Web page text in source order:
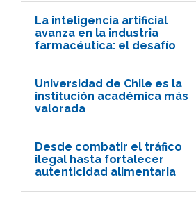
La inteligencia artificial
avanza en la industria
farmacéutica: el desafío
Universidad de Chile es la
institución académica más
valorada
Desde combatir el tráfico
ilegal hasta fortalecer
autenticidad alimentaria